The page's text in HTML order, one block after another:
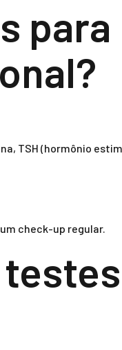
para
TSH (hormônio
check-up regular.